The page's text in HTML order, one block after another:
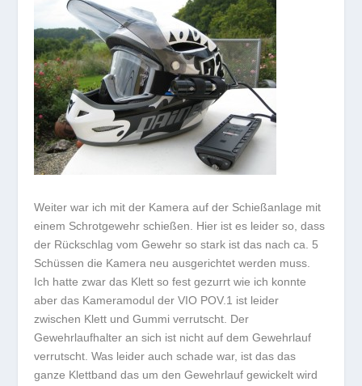
Weiter war ich mit der Kamera auf der Schießanlage mit
einem Schrotgewehr schießen. Hier ist es leider so, dass
der Rückschlag vom Gewehr so stark ist das nach ca. 5
Schüssen die Kamera neu ausgerichtet werden muss.
Ich hatte zwar das Klett so fest gezurrt wie ich konnte
aber das Kameramodul der VIO POV.1 ist leider
zwischen Klett und Gummi verrutscht. Der
Gewehrlaufhalter an sich ist nicht auf dem Gewehrlauf
verrutscht. Was leider auch schade war, ist das das
ganze Klettband das um den Gewehrlauf gewickelt wird